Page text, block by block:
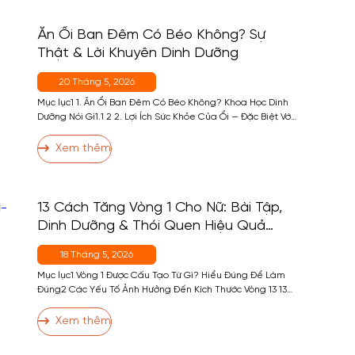
Ăn Ổi Ban Đêm Có Béo Không? Sự
Thật & Lời Khuyên Dinh Dưỡng
20 Tháng 5, 2026
Mục lục1 1. Ăn Ổi Ban Đêm Có Béo Không? Khoa Học Dinh
Dưỡng Nói Gì1.1 2 2. Lợi Ích Sức Khỏe Của Ổi — Đặc Biệt Với
Điểm Phù Hợp4 4. Ai Không Nên Ăn Ổi Ban Đêm?5 5. Cách
Ăn […]
Xem thêm
13 Cách Tăng Vòng 1 Cho Nữ: Bài Tập,
Dinh Dưỡng & Thói Quen Hiệu Quả
Nhất
18 Tháng 5, 2026
Mục lục1 Vòng 1 Được Cấu Tạo Từ Gì? Hiểu Đúng Để Làm
Đúng2 Các Yếu Tố Ảnh Hưởng Đến Kích Thước Vòng 13 13
Cơ Ngực3.2 Nhóm 2: Dinh Dưỡng Hỗ Trợ Tăng Vòng 13.3
Nhóm 3: Thói Quen và Kỹ Thuật […]
Xem thêm